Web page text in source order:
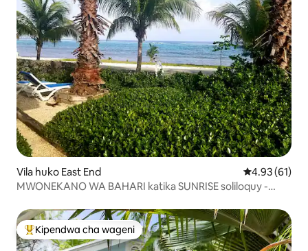
Vila huko East End Ukadiriaji wa
4.93 (61)
MWONEKANO WA BAHARI katika SUNRISE soliloquy -
Kipendwa maarufu cha wageni
Kipendwa cha wageni